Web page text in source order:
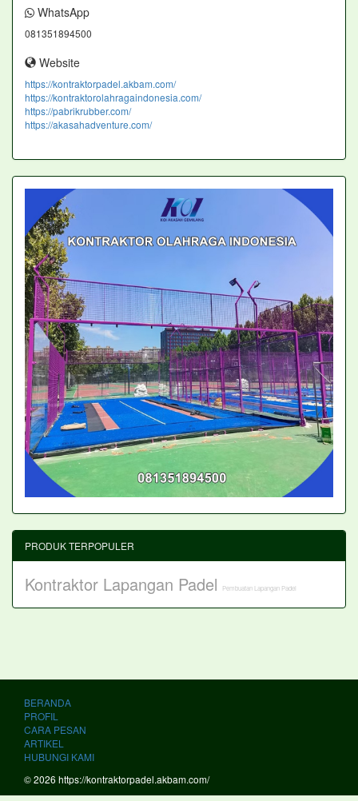
WhatsApp
081351894500
Website
https://kontraktorpadel.akbam.com/
https://kontraktorolahragaindonesia.com/
https://pabrikrubber.com/
https://akasahadventure.com/
PRODUK TERPOPULER
Kontraktor Lapangan Padel Pembuatan Lapangan Padel
BERANDA
PROFIL
CARA PESAN
ARTIKEL
HUBUNGI KAMI
© 2026 https://kontraktorpadel.akbam.com/